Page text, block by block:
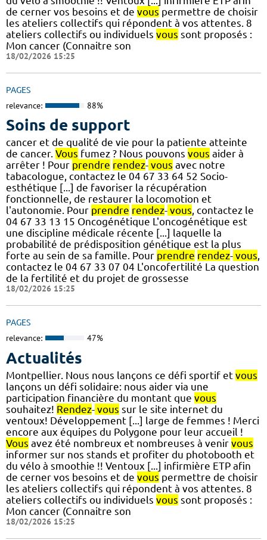
de cerner vos besoins et de vous permettre de choisir
les ateliers collectifs qui répondent à vos attentes. 8
ateliers collectifs ou individuels vous sont proposés :
Mon cancer (Connaitre son
18/02/2026 15:25
PAGES
relevance: 88%
Soins de support
cancer et de qualité de vie pour la patiente atteinte
de cancer. Vous fumez ? Nous pouvons vous aider à
arrêter ! Pour prendre rendez- vous avec notre
tabacologue, contactez le 04 67 33 64 52 Socio-
esthétique [...] de favoriser la récupération
fonctionnelle, de restaurer la locomotion et
l'autonomie. Pour prendre rendez- vous, contactez le
04 67 33 13 15 Oncogénétique L'oncogénétique est
une discipline médicale récente [...] laquelle la
probabilité de prédisposition génétique est la plus
forte au sein de sa famille. Pour prendre rendez- vous,
contactez le 04 67 33 07 04 L'oncofertilité La question
de la fertilité et du projet de grossesse
18/02/2026 15:25
PAGES
relevance: 47%
Actualités
Montpellier. Nous nous lançons ce défi sportif et vous
lançons un défi solidaire: nous aider via une
participation financière du montant que vous
souhaitez! Rendez- vous sur le site internet du
ventoux! Développement [...] large de femmes ! Merci
encore aux équipes du Polygone pour leur accueil !
Vous avez été nombreux et nombreuses à venir vous
informer sur nos stands et profiter du photobooth et
du vélo à smoothie !! Ventoux [...] infirmière ETP afin
de cerner vos besoins et de vous permettre de choisir
les ateliers collectifs qui répondent à vos attentes. 8
ateliers collectifs ou individuels vous sont proposés :
Mon cancer (Connaitre son
18/02/2026 15:25